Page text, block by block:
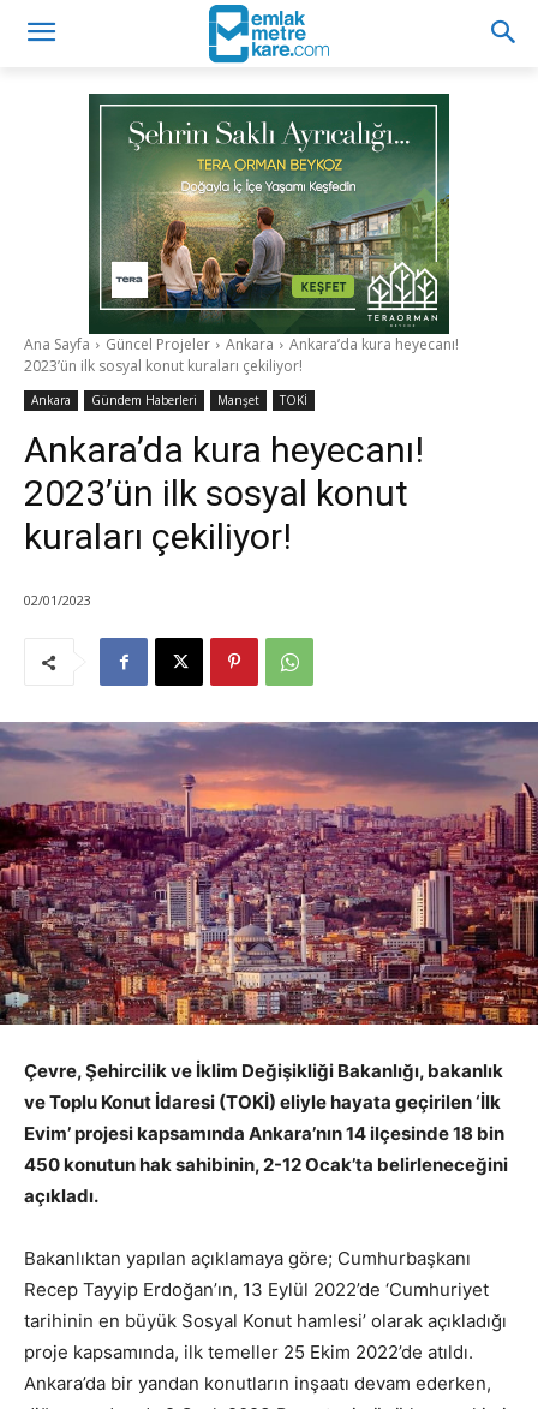
Ana Sayfa Güncel Projeler Ankara
Ankara’da kura heyecanı!
2023’ün ilk sosyal konut kuraları çekiliyor!
Ankara Gündem Haberleri Manşet TOKİ
Ankara’da kura heyecanı!
2023’ün ilk sosyal konut
kuraları çekiliyor!
02/01/2023
Çevre, Şehircilik ve İklim Değişikliği Bakanlığı, bakanlık
ve Toplu Konut İdaresi (TOKİ) eliyle hayata geçirilen ‘İlk
Evim’ projesi kapsamında Ankara’nın 14 ilçesinde 18 bin
450 konutun hak sahibinin, 2-12 Ocak’ta belirleneceğini
açıkladı.
Bakanlıktan yapılan açıklamaya göre; Cumhurbaşkanı
Recep Tayyip Erdoğan’ın, 13 Eylül 2022’de ‘Cumhuriyet
tarihinin en büyük Sosyal Konut hamlesi’ olarak açıkladığı
proje kapsamında, ilk temeller 25 Ekim 2022’de atıldı.
Ankara’da bir yandan konutların inşaatı devam ederken,